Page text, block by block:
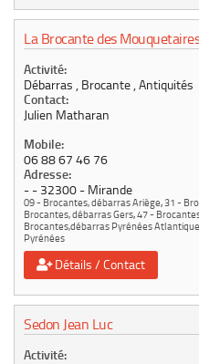
La Brocante des
Activité:
Débarras , Brocante , Antiquités
Contact:
Julien Matharan
Mobile:
06 88 67 46 76
Adresse:
- 32300 Mirande
09 - Brocantes, débarras Ariège,31 -
Brocantes, débarras Gers,47 -
Brocantes,débarras Pyrénées
Pyrénées
Détails / Contact
Sedon Jean Luc
Activité: